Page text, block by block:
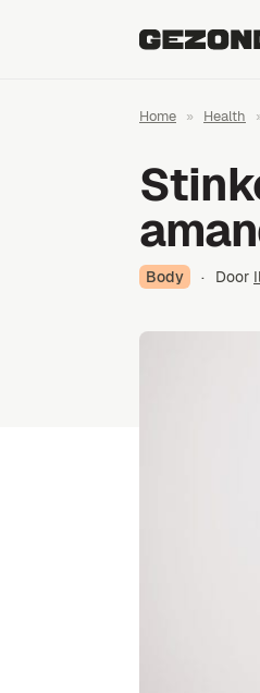
Home » Health
Body · Door